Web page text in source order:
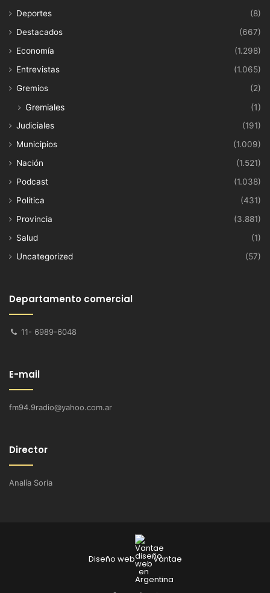
Deportes
(8)
Destacados
(667)
Economía
(1.298)
Entrevistas
(1.065)
Gremios
(2)
Gremiales (1)
Judiciales
(191)
Municipios
(1.009)
Nación
(1.521)
Podcast
(1.038)
Política
(431)
Provincia
(3.881)
Salud
(1)
Uncategorized
(57)
Departamento comercial
11- 6989-6048
E-mail
fm94.9radio@yahoo.com.ar
Director
Analía Soria
Diseño web Vantae